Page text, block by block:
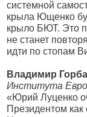
системной
крыла Ющенко
крыло БЮТ. Это
не станет
идти по стопам
Владимир
Института
«Юрий Луценко
Президентом